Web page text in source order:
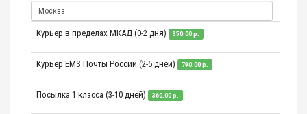
Курьер в пределах МКАД (0-2 дня) 350.00 р.
Курьер EMS Почты России (2-5 дней) 790.00 р.
Посылка 1 класса (3-10 дней) 360.00 р.